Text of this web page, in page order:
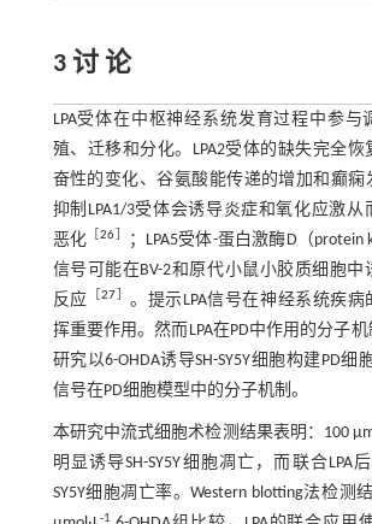
3 讨 论
LPA受体在中枢神经系统发育过程中参与
殖、迁移和分化。LPA2受体的缺失完全
奋性的变化、谷氨酸能传递的增加和癫痫
抑制LPA1/3受体会诱导炎症和氧化应激从
恶化 ［26
；LPA5受体-蛋白激酶D（protein
信号可能在BV-2和原代小鼠小胶质细胞中
反应 ［27
。提示LPA信号在神经系统疾病
挥重要作用。然而LPA在PD中作用的分子
研究以6-OHDA诱导SH-SY5Y细胞构建PD细
信号在PD细胞模型中的分子机制。
本研究中流式细胞术检测结果表明：100
明显诱导SH-SY5Y细胞凋亡，而联合LPA
SY5Y细胞凋亡率。Western blotting法检测
-1